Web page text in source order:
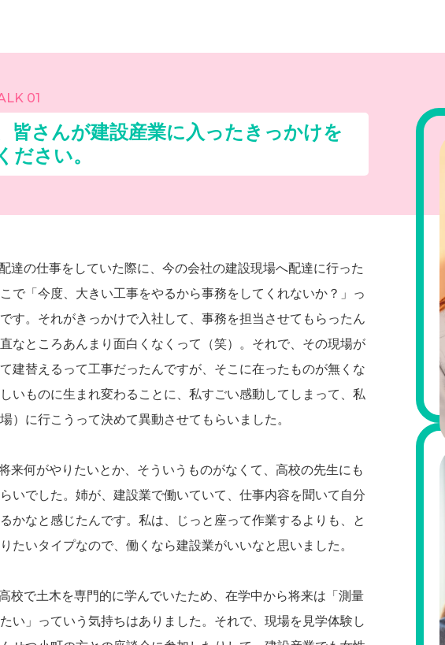
01
皆さんが建設産業に入ったきっかけを
ださい。
達の仕事をしていた際に、今の会社の建設現場へ配達に行った
で「今度、大きい工事をやるから事務をしてくれないか？」っ
す。それがきっかけで入社して、事務を担当させてもらったん
なところあんまり面白くなくって（笑）。それで、その現場が
建替えるって工事だったんですが、そこに在ったものが無くな
いものに生まれ変わることに、私すごい感動してしまって、私
）に行こうって決めて異動させてもらいました。
来何がやりたいとか、そういうものがなくて、高校の先生にも
いでした。姉が、建設業で働いていて、仕事内容を聞いて自分
かなと感じたんです。私は、じっと座って作業するよりも、と
たいタイプなので、働くなら建設業がいいなと思いました。
校で土木を専門的に学んでいたため、在学中から将来は「測量
い」っていう気持ちはありました。それで、現場を見学体験し